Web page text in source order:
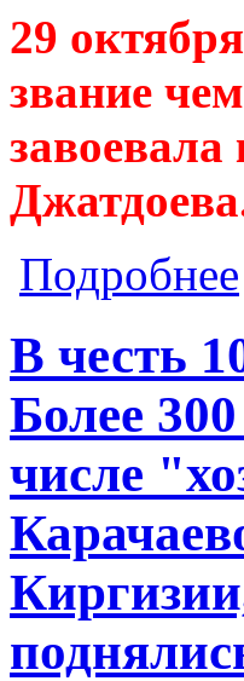
29
звание
Подробнее
В честь
Более
числе